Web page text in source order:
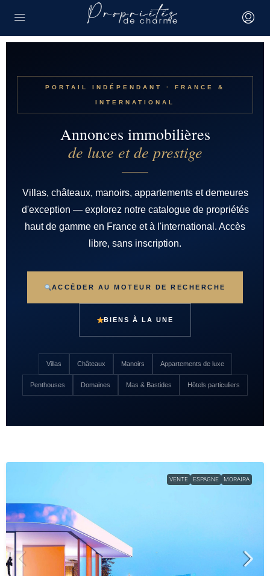
PORTAIL INDÉPENDANT · FRANCE &
INTERNATIONAL
Annonces immobilières
de luxe et de prestige
Villas, châteaux, manoirs, appartements et demeures
d'exception — explorez notre catalogue de propriétés
haut de gamme en France et à l'international. Accès
libre, sans inscription.
ACCÉDER AU MOTEUR DE RECHERCHE
BIENS À LA UNE
Villas Châteaux Manoirs Appartements de luxe
Penthouses Domaines Mas & Bastides Hôtels particuliers
VENTE ESPAGNE MORAIRA